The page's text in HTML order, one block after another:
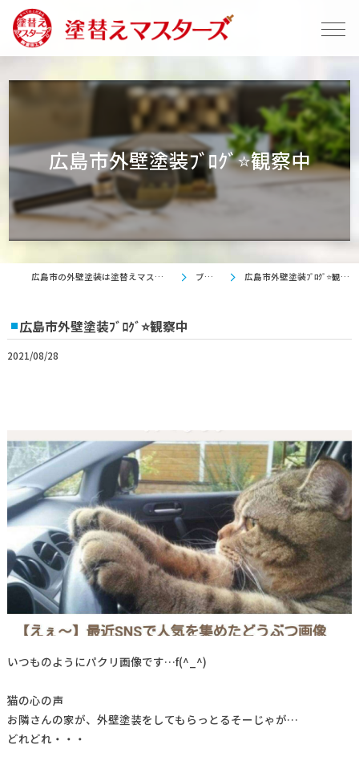
広島市外壁塗装ﾌﾞﾛｸﾞ⭐観察中
広島市の外壁塗装は塗替えマスターズ ブログ 広島市外壁塗装ﾌﾞﾛｸﾞ⭐観察中
広島市外壁塗装ﾌﾞﾛｸﾞ⭐観察中
2021/08/28
いつものようにパクリ画像です…f(^_^)
猫の心の声
お隣さんの家が、外壁塗装をしてもらっとるそーじゃが…
どれどれ・・・